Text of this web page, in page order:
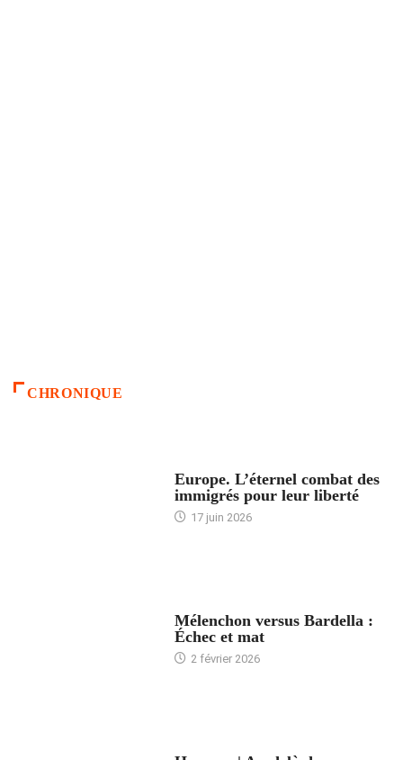
CHRONIQUE
Europe. L’éternel combat des
immigrés pour leur liberté
17 juin 2026
Mélenchon versus Bardella :
Échec et mat
2 février 2026